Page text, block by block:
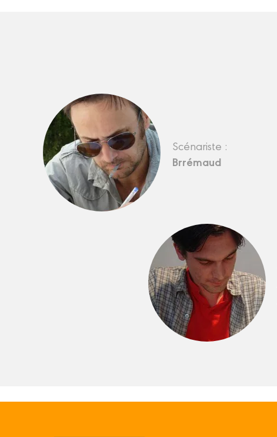
Scénariste :
Brrémaud